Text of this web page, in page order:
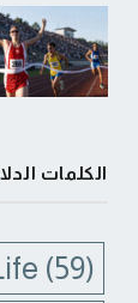
الكلمات
(59)